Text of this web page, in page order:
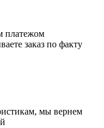
платежом
заказ по факту
мы вернем